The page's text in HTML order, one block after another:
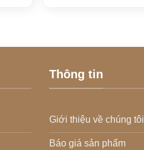
Thông tin
Giới thiệu về chúng tôi
Báo giá sản phẩm